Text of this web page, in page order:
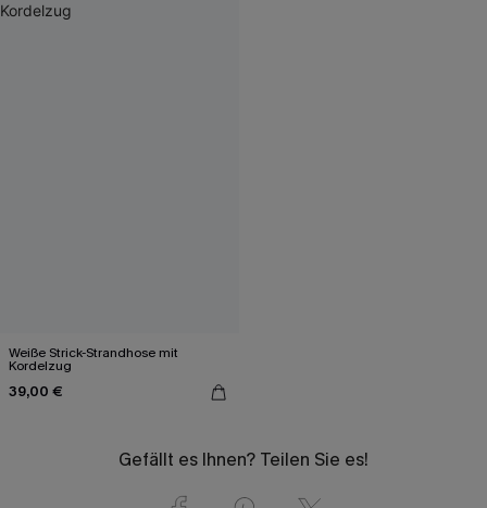
Weiße Strick-Strandhose mit
Kordelzug
39,00 €
Gefällt es Ihnen? Teilen Sie es!